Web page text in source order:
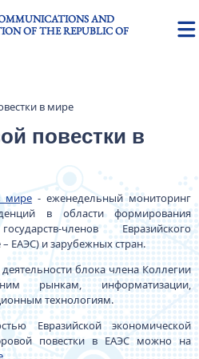
AND
OF THE REPUBLIC OF
в мире
повестки в
мире - еженедельный мониторинг
в области формирования
членов Евразийского
ЕАЭС) и зарубежных стран.
блока члена Коллегии
рынкам, информатизации,
технологиям.
Евразийской экономической
повестки в ЕАЭС можно на